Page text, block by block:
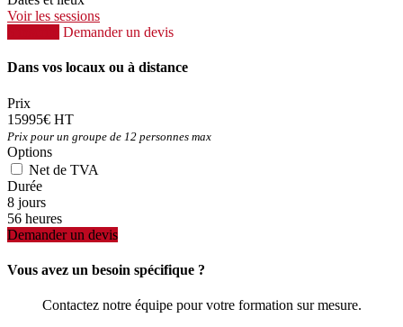
Voir les sessions
Demander un devis
Dans vos locaux ou à distance
Prix
15995€ HT
Prix pour un groupe de 12 personnes max
Options
Net de TVA
Durée
8 jours
56 heures
Demander un devis
Vous avez un besoin spécifique ?
Contactez notre équipe pour votre formation sur mesure.